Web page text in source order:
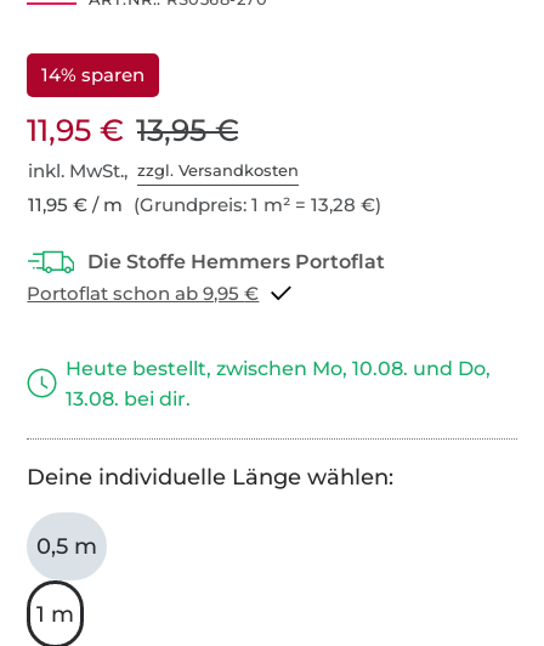
14% sparen
11,95 € 13,95 €
inkl. MwSt.,zzgl. Versandkosten
11,95 € / m (Grundpreis: 1 m² = 13,28 €)
Portoflat schon ab 9,95 €
Heute bestellt, zwischen Mo, 10.08. und Do,
13.08. bei dir.
Deine individuelle Länge wählen:
0,5 m
1 m